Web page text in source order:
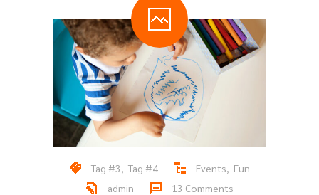
Tag #3, Tag #4 Events, Fun
admin
13 Comments